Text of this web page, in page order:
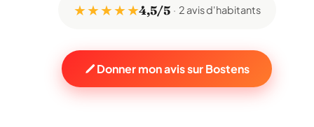
★ ★ ★ ★ ★4,5/5 2 avis d'habitants
Donner mon avis sur Bostens